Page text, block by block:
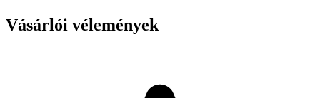
Vásárlói vélemények